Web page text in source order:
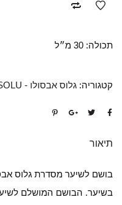
תכולה: 30 מ״ל
קטגוריה: גלוס אבסולו - GLOSS ABSOLU
תיאור
בושם לשיער מסדרת גלוס
בשיער. הבושם המושלם